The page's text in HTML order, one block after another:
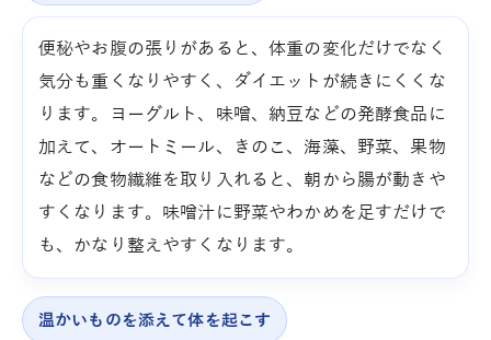
便秘やお腹の張りがあると、体重の変化だけでなく
気分も重くなりやすく、ダイエットが続きにくくな
ります。ヨーグルト、味噌、納豆などの発酵食品に
加えて、オートミール、きのこ、海藻、野菜、果物
などの食物繊維を取り入れると、朝から腸が動きや
すくなります。味噌汁に野菜やわかめを足すだけで
も、かなり整えやすくなります。
温かいものを添えて体を起こす